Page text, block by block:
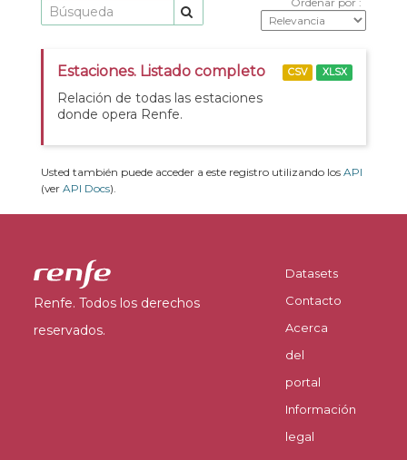
Estaciones. Listado completo
Relación de todas las estaciones
donde opera Renfe.
CSV XLSX
Usted también puede acceder a este registro utilizando los API
(ver API Docs).
Renfe. Todos los derechos
reservados.
Datasets
Contacto
Acerca
del
portal
Información
legal